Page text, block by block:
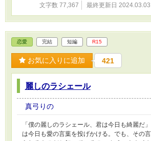
文字数 77,367 最終更新日 2024.03.03
恋愛 完結 短編 R15
お気に入りに追加 421
麗しのラシェール
真弓りの
「僕の麗しのラシェール、君は今日も綺麗だ
は今日も愛の言葉を投げかける。でも、その